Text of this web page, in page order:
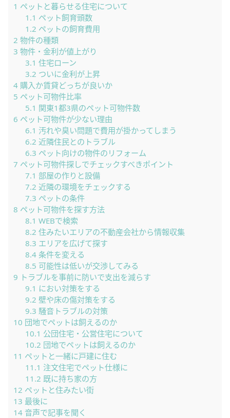
1 ペットと暮らせる住宅について
1.1 ペット飼育頭数
1.2 ペットの飼育費用
2 物件の種類
3 物件・金利が値上がり
3.1 住宅ローン
3.2 ついに金利が上昇
4 購入か賃貸どっちが良いか
5 ペット可物件比率
5.1 関東1都3県のペット可物件数
6 ペット可物件が少ない理由
6.1 汚れや臭い問題で費用が掛かってしまう
6.2 近隣住民とのトラブル
6.3 ペット向けの物件のリフォーム
7 ペット可物件探しでチェックすべきポイント
7.1 部屋の作りと設備
7.2 近隣の環境をチェックする
7.3 ペットの条件
8 ペット可物件を探す方法
8.1 WEBで検索
8.2 住みたいエリアの不動産会社から情報収集
8.3 エリアを広げて探す
8.4条件を変える
8.5 可能性は低いが交渉してみる
9 トラブルを事前に防いで支出を減らす
9.1 におい対策をする
9.2 壁や床の傷対策をする
9.3 騒音トラブルの対策
10 団地でペットは飼えるのか
10.1 公団住宅・公営住宅について
10.2 団地でペットは飼えるのか
11 ペットと一緒に戸建に住む
11.1 注文住宅でペット仕様に
11.2 既に持ち家の方
12 ペットと住みたい街
13 最後に
14 音声で記事を聞く